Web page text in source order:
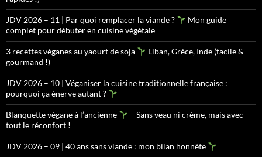
JDV 2026 – 11 | Par quoi remplacer la viande ?
Mon guide
complet pour débuter en cuisine végétale
3 recettes véganes au yaourt de soja
Liban, Grèce, Inde (facile &
gourmand !)
JDV 2026 – 10 | Véganiser la cuisine traditionnelle française :
pourquoi ça énerve autant ?
Blanquette végane à l’ancienne
– Sans veau ni crème, mais avec
tout le réconfort !
JDV 2026 – 09 | 40 ans sans viande : mon bilan honnête